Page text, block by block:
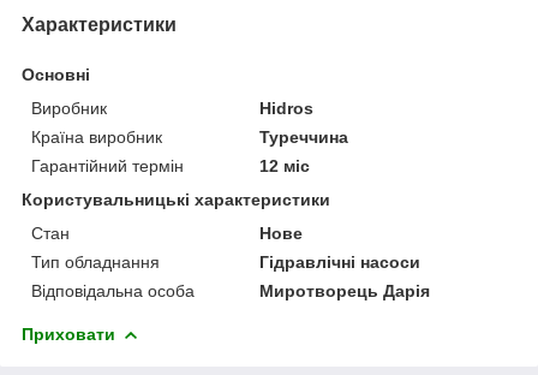
Характеристики
Основні
Виробник
Hidros
Країна виробник
Туреччина
Гарантійний термін
12 міс
Користувальницькі характеристики
Стан
Нове
Тип обладнання
Гідравлічні насоси
Відповідальна особа
Миротворець Дарія
Приховати